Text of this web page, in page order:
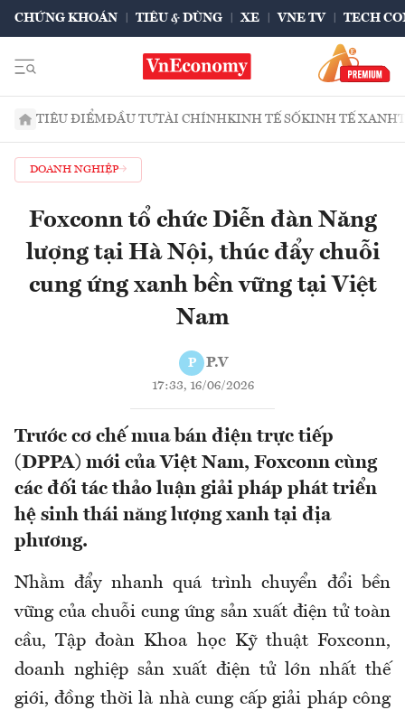
CHỨNG KHOÁN TIÊU & DÙNG XE VNE TV TECH
TIÊU ĐIỂMĐẦU TƯTÀI CHÍNHKINH TẾ SỐKINH TẾ XANH
DOANH NGHIỆP
Foxconn tổ chức Diễn đàn Năng
lượng tại Hà Nội, thúc đẩy chuỗi
cung ứng xanh bền vững tại Việt
Nam
P P.V
17:33, 16/06/2026
Trước cơ chế mua bán điện trực tiếp
(DPPA) mới của Việt Nam, Foxconn cùng
các đối tác thảo luận giải pháp phát triển
hệ sinh thái năng lượng xanh tại địa
phương.
Nhằm đẩy nhanh quá trình chuyển đổi bền
vững của chuỗi cung ứng sản xuất điện tử toàn
cầu, Tập đoàn Khoa học Kỹ thuật Foxconn,
doanh nghiệp sản xuất điện tử lớn nhất thế
giới, đồng thời là nhà cung cấp giải pháp công